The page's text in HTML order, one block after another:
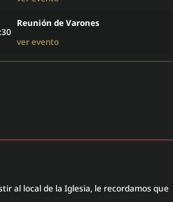
Reunión de Varones
ver evento
al local de la Iglesia, le recordamos que